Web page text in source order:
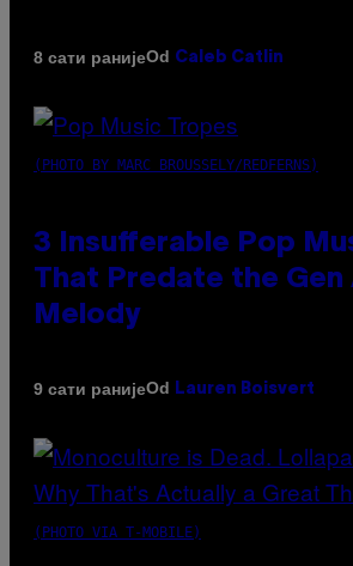
8 сати ранијеOd Caleb Catlin
(PHOTO BY MARC BROUSSELY/REDFERNS)
3 Insufferable Pop
That Predate the Gen
Melody
9 сати ранијеOd Lauren Boisvert
(PHOTO VIA T-MOBILE)